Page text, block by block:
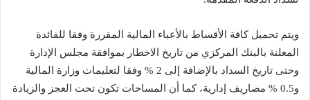
ويتم تحميل كافة الأقساط بالأعباء المالية المقررة وفقا للفائدة
المعلنة بالبنك المركزي من تاريخ الاخطار بموافقة مجلس الإدارة
وحتى تاريخ السداد بالإضافة إلى 2 % وفقا لتعليمات وزارة المالية
و0.5 % مصاريف إدارية، كما أن المساحات تكون تحت العجز والزيادة